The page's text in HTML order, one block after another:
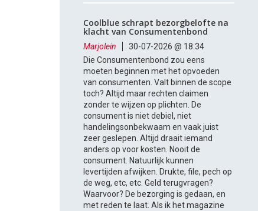
Coolblue schrapt bezorgbelofte na
klacht van Consumentenbond
Marjolein
30-07-2026 @ 18:34
Die Consumentenbond zou eens
moeten beginnen met het opvoeden
van consumenten. Valt binnen de scope
toch? Altijd maar rechten claimen
zonder te wijzen op plichten. De
consument is niet debiel, niet
handelingsonbekwaam en vaak juist
zeer geslepen. Altijd draait iemand
anders op voor kosten. Nooit de
consument. Natuurlijk kunnen
levertijden afwijken. Drukte, file, pech op
de weg, etc, etc. Geld terugvragen?
Waarvoor? De bezorging is gedaan, en
met reden te laat. Als ik het magazine